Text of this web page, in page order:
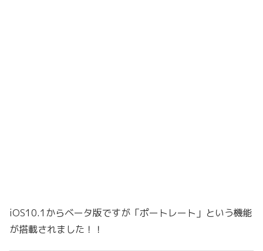
iOS10.1からベータ版ですが「ポートレート」という機能
が搭載されました！！